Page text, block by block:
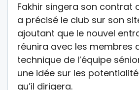
Fakhir singera son contrat
a précisé le club sur son
ajoutant que le nouvel
réunira avec les membres
technique de l’équipe
une idée sur les
qu’il dirigera.